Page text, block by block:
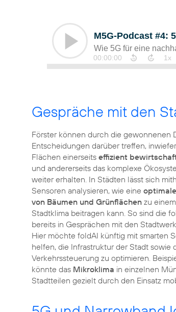
Gespräche mit den
Förster können durch die gewonnenen
Entscheidungen darüber treffen,
Flächen einerseits effizient
und andererseits das komplexe
weiter erhalten. In Städten lässt sich
Sensoren analysieren, wie eine
von Bäumen und Grünflächen zu
Stadtklima beitragen kann. So sind die
bereits in Gesprächen mit den
Hier möchte foldAI künftig mit smarten
helfen, die Infrastruktur der Stadt sowie
Verkehrssteuerung zu optimieren.
könnte das Mikroklima in einzelnen